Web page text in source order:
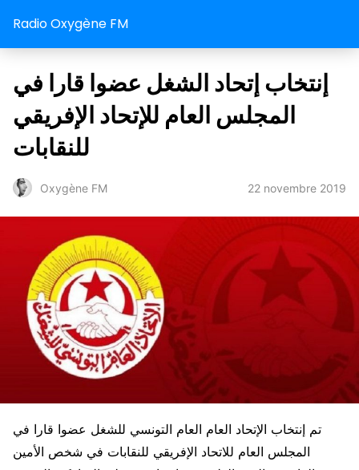
Radio Oxygène FM
إنتخاب إتحاد الشغل عضوا قارا في
المجلس العام للإتحاد الإفريقي
للنقابات
Oxygène FM 22 novembre 2019
تم إنتخاب الإتحاد العام العام التونسي للشغل عضوا قارا في
المجلس العام للاتحاد الإفريقي للنقابات في شخص الأمين